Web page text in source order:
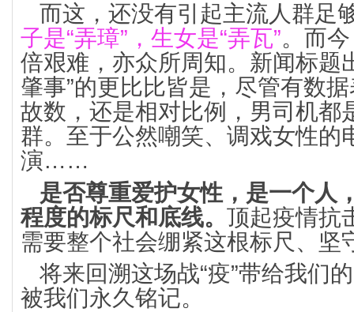
而这，还没有引起主流人群足
子是“弄璋”，生女是“弄瓦”。而
倍艰难，亦众所周知。新闻标题
肇事”的更比比皆是，尽管有数
故数，还是相对比例，男司机都
群。至于公然嘲笑、调戏女性的
演……
是否尊重爱护女性，是一个人
程度的标尺和底线。 顶起疫情抗
需要整个社会绷紧这根标尺、坚
将来回溯这场战“疫”带给我们
被我们永久铭记。